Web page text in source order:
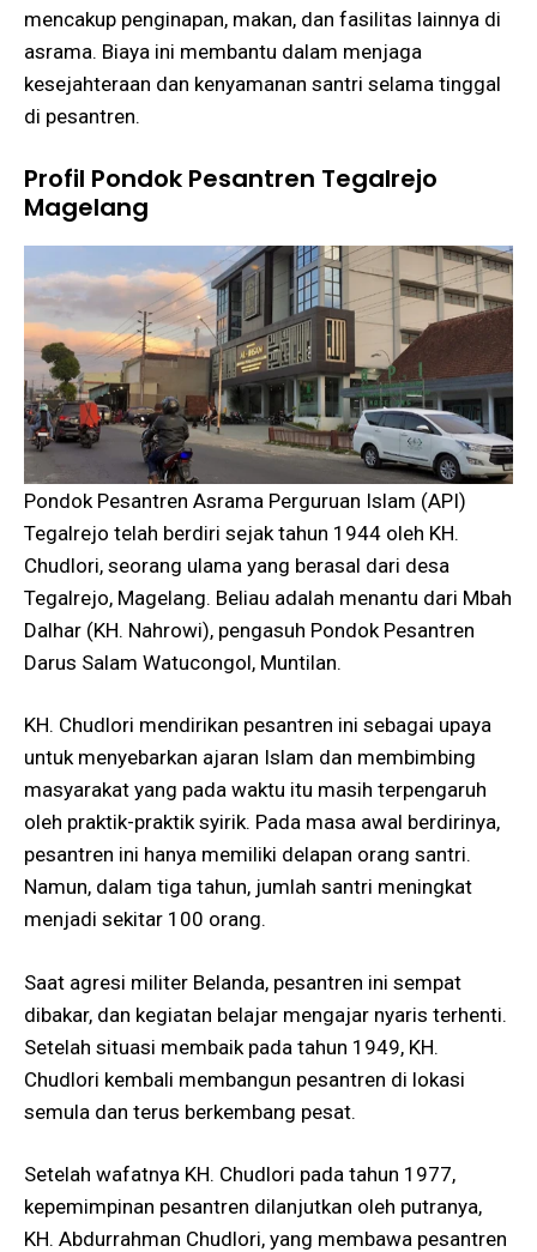
mencakup penginapan, makan, dan fasilitas lainnya di
asrama. Biaya ini membantu dalam menjaga
kesejahteraan dan kenyamanan santri selama tinggal
di pesantren​.
Profil Pondok Pesantren Tegalrejo
Magelang
Pondok Pesantren Asrama Perguruan Islam (API)
Tegalrejo telah berdiri sejak tahun 1944 oleh KH.
Chudlori, seorang ulama yang berasal dari desa
Tegalrejo, Magelang. Beliau adalah menantu dari Mbah
Dalhar (KH. Nahrowi), pengasuh Pondok Pesantren
Darus Salam Watucongol, Muntilan.
KH. Chudlori mendirikan pesantren ini sebagai upaya
untuk menyebarkan ajaran Islam dan membimbing
masyarakat yang pada waktu itu masih terpengaruh
oleh praktik-praktik syirik​. Pada masa awal berdirinya,
pesantren ini hanya memiliki delapan orang santri.
Namun, dalam tiga tahun, jumlah santri meningkat
menjadi sekitar 100 orang.
Saat agresi militer Belanda, pesantren ini sempat
dibakar, dan kegiatan belajar mengajar nyaris terhenti.
Setelah situasi membaik pada tahun 1949, KH.
Chudlori kembali membangun pesantren di lokasi
semula dan terus berkembang pesat​.
Setelah wafatnya KH. Chudlori pada tahun 1977,
kepemimpinan pesantren dilanjutkan oleh putranya,
KH. Abdurrahman Chudlori, yang membawa pesantren